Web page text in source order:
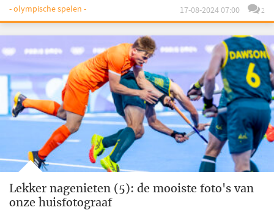
- olympische spelen - 17-08-2024 07:00 2
Lekker nagenieten (5): de mooiste foto's van
onze huisfotograaf